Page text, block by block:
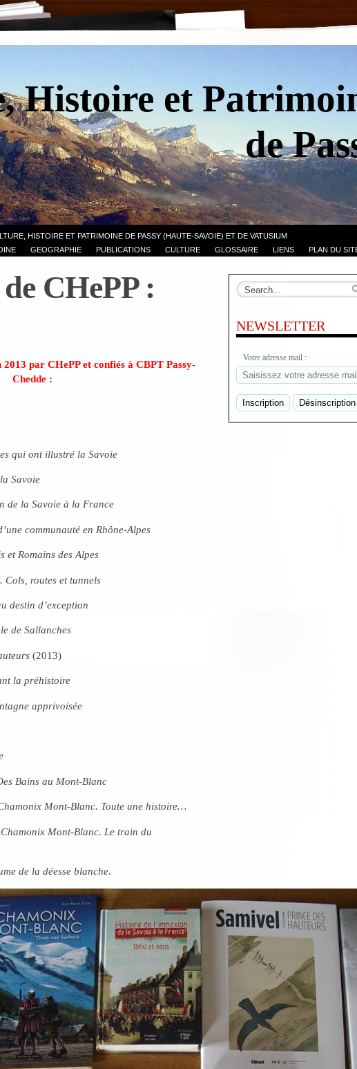
Histoire et
de
HISTOIRE ET PATRIMOINE DE PASSY (HAUTE-SAVOIE) ET DE VATUSIUM
GEOGRAPHIE PUBLICATIONS CULTURE GLOSSAIRE LIENS PLAN DU
CHePP :
par CHePP et confiés à CBPT Passy-
Chedde :
qui ont illustré la Savoie
Savoie
de la Savoie à la France
communauté en Rhône-Alpes
et Romains des Alpes
Cols, routes et tunnels
destin d’exception
de Sallanches
(2013)
la préhistoire
apprivoisée
Bains au Mont-Blanc
Mont-Blanc. Toute une histoire…
Chamonix Mont-Blanc. Le train du
de la déesse blanche.
NEWSLETTER
Votre adresse mail :